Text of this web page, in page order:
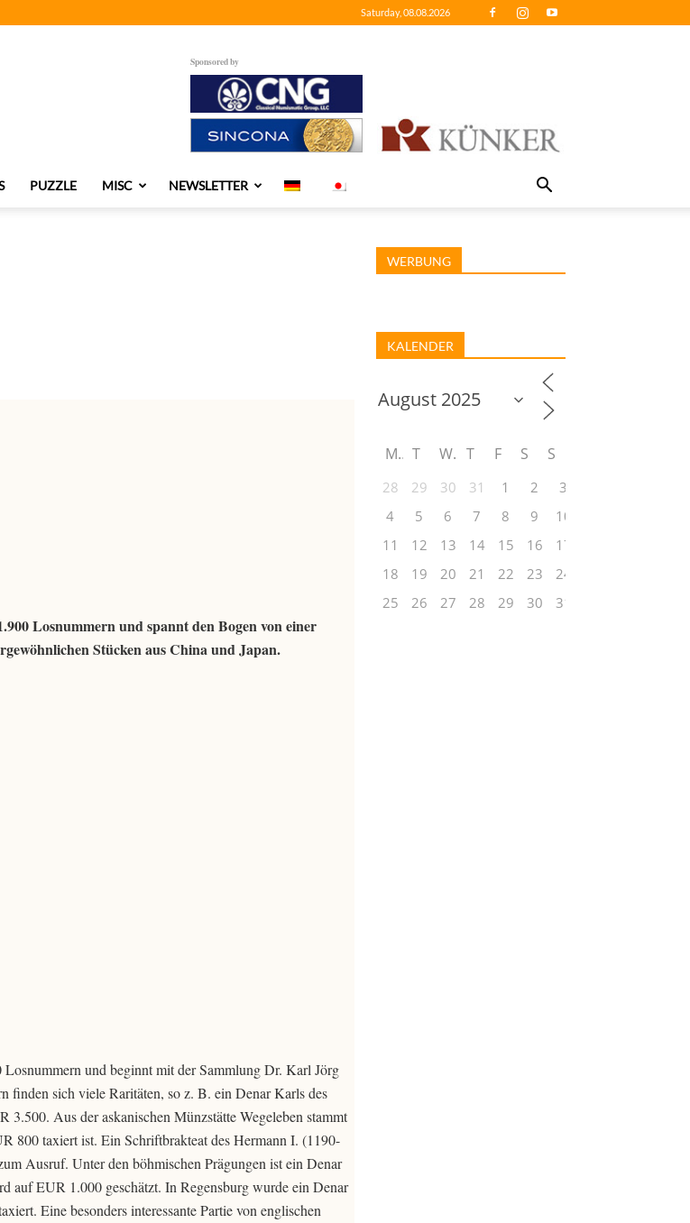
Saturday, 08.08.2026
Sponsored by
PUZZLE MISC NEWSLETTER
Losnummern und spannt den Bogen von einer
Stücken aus China und Japan.
und beginnt mit der Sammlung Dr. Karl Jörg
finden sich viele Raritäten, so z. B. ein Denar Karls des
Aus der askanischen Münzstätte Wegeleben stammt
800 taxiert ist. Ein Schriftbrakteat des Hermann I. (1190-
Ausruf. Unter den böhmischen Prägungen ist ein Denar
auf EUR 1.000 geschätzt. In Regensburg wurde ein Denar
Eine besonders interessante Partie von englischen
WERBUNG
KALENDER
M T W T F S S
28 29 30 31 1 2
3
4
5 6 7 8 9
10
11
12 13 14 15 16
17
18
19 20 21 22 23
24
25
26 27 28 29 30 31